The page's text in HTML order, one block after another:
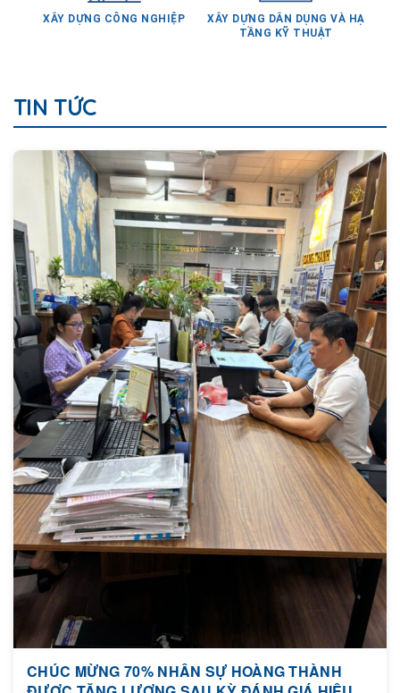
CHÚC MỪNG 70% NHÂN SỰ HOÀNG THÀNH
ĐƯỢC TĂNG LƯƠNG SAU KỲ ĐÁNH GIÁ HIỆU
QUẢ CÔNG VIỆC 6 THÁNG ĐẦU NĂM 2026.